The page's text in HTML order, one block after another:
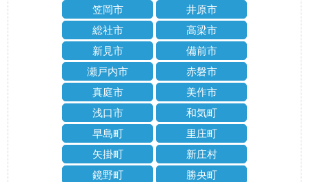
笠岡市
井原市
総社市
高梁市
新見市
備前市
瀬戸内市
赤磐市
真庭市
美作市
浅口市
和気町
早島町
里庄町
矢掛町
新庄村
鏡野町
勝央町